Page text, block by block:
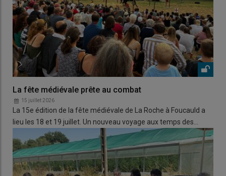
La fête médiévale prête au combat
15 juillet 2026
La 15e édition de la fête médiévale de La Roche à Foucauld a
lieu les 18 et 19 juillet. Un nouveau voyage aux temps des…